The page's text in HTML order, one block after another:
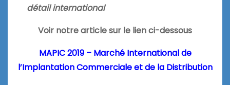
détail international
Voir notre article sur le lien ci-dessous
MAPIC 2019 – Marché International de
l’Implantation Commerciale et de la Distribution